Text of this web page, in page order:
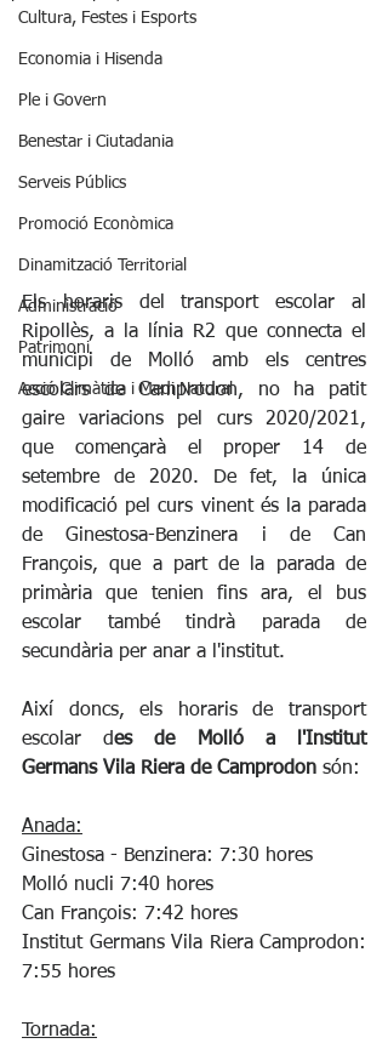
Cultura, Festes i Esports
Economia i Hisenda
Ple i Govern
Benestar i Ciutadania
Serveis Públics
Promoció Econòmica
Dinamització Territorial
Administració
Patrimoni
Acció Climàtica i Medi Natural
Els horaris del transport escolar al
Ripollès, a la línia R2 que connecta el
municipi de Molló amb els centres
escolars de Camprodon, no ha patit
gaire variacions pel curs 2020/2021,
que començarà el proper 14 de
setembre de 2020. De fet, la única
modificació pel curs vinent és la parada
de Ginestosa-Benzinera i de Can
François, que a part de la parada de
primària que tenien fins ara, el bus
escolar també tindrà parada de
secundària per anar a l'institut.
Així doncs, els horaris de transport
escolar des de Molló a l'Institut
Germans Vila Riera de Camprodon són:
Anada:
Ginestosa - Benzinera: 7:30 hores
Molló nucli 7:40 hores
Can François: 7:42 hores
Institut Germans Vila Riera Camprodon:
7:55 hores
Tornada: